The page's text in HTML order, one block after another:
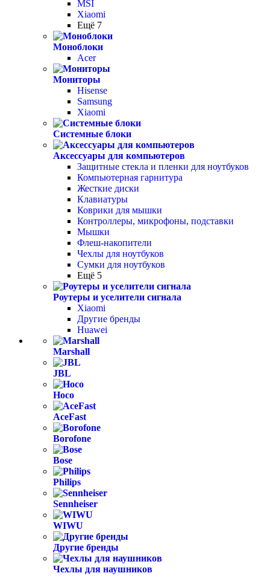
MSI
Xiaomi
Ещё 7
Моноблоки
Acer
Мониторы
Hisense
Samsung
Xiaomi
Системные блоки
Аксессуары для компьютеров
Защитные стекла и пленки для ноутбуков
Компьютерная гарнитура
Жесткие диски
Клавиатуры
Коврики для мышки
Контроллеры, микрофоны, подставки
Мышки
Флеш-накопители
Чехлы для ноутбуков
Сумки для ноутбуков
Ещё 5
Роутеры и уселители сигнала
Xiaomi
Другие бренды
Huawei
Marshall
JBL
Hoco
AceFast
Borofone
Bose
Philips
Sennheiser
WIWU
Другие бренды
Чехлы для наушников